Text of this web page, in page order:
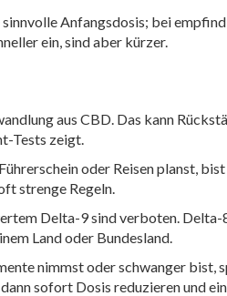
Anfangsdosis; bei
ein, sind aber kürzer.
aus CBD. Das kann
Tests zeigt.
oder Reisen planst,
strenge Regeln.
Delta-9 sind verboten.
Land oder Bundesland.
nimmst oder schwanger bist,
sofort Dosis reduzieren und